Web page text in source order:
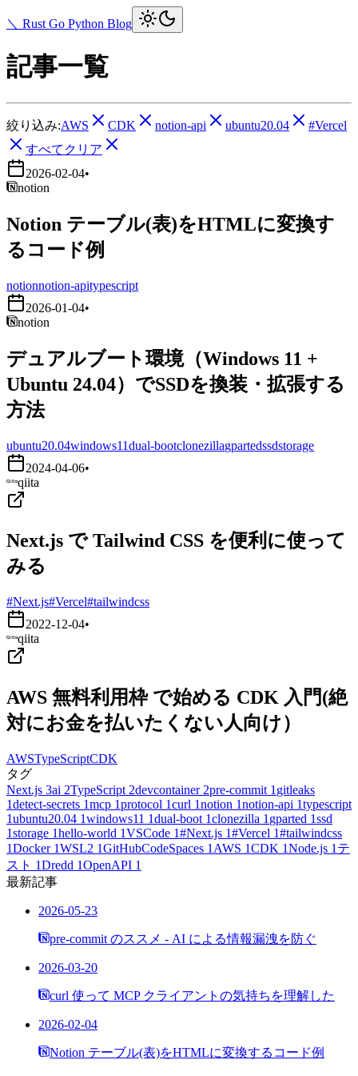
＼ Rust Go Python Blog
記事一覧
絞り込み:AWS CDK notion-api ubuntu20.04
#Vercel
すべてクリア
2026-02-04•
notion
Notion テーブル(表)をHTMLに変換す
るコード例
notionnotion-apitypescript
2026-01-04•
notion
デュアルブート環境（Windows 11 +
Ubuntu 24.04）でSSDを換装・拡張する
方法
ubuntu20.04windows11dual-bootclonezillagpartedssdstorage
2024-04-06•
qiita
Next.js で Tailwind CSS を便利に使って
みる
#Next.js#Vercel#tailwindcss
2022-12-04•
qiita
AWS 無料利用枠 で始める CDK 入門(絶
対にお金を払いたくない人向け）
AWSTypeScriptCDK
タグ
Next.js 3ai 2TypeScript 2devcontainer 2pre-commit 1 gitleaks
1detect-secrets 1mcp 1protocol 1curl 1notion 1notion-api 1typescript
1ubuntu20.04 1windows11 1dual-boot 1clonezilla 1 gparted 1ssd
1storage 1hello-world 1VSCode 1#Next.js 1#Vercel 1#tailwindcss
1Docker 1WSL2 1GitHubCodeSpaces 1 AWS 1CDK 1Node.js 1 テ
スト 1Dredd 1OpenAPI 1
最新記事
2026-05-23
pre-commit のススメ - AI による情報漏洩を防ぐ
2026-03-20
curl 使って MCP クライアントの気持ちを理解した
2026-02-04
Notion テーブル(表)をHTMLに変換するコード例